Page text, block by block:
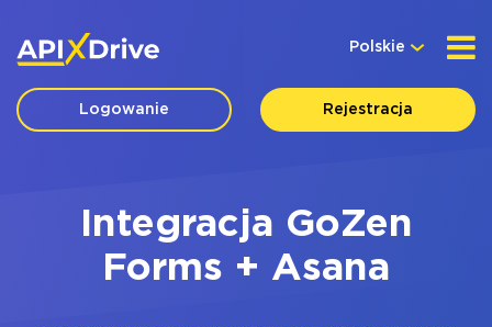
Polskie
Logowanie Rejestracja
Integracja GoZen
Forms + Asana